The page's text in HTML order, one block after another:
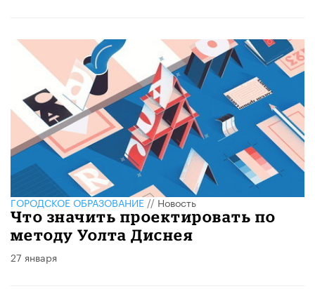
ГОРОДСКОЕ ОБРАЗОВАНИЕ//Новость
Что значить проектировать по
методу Уолта Диснея
27 января